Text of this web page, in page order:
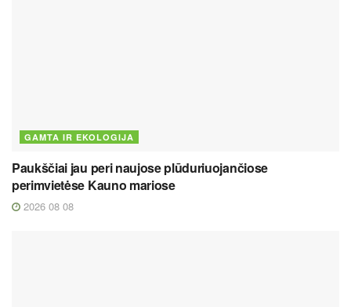
GAMTA IR EKOLOGIJA
Paukščiai jau peri naujose plūduriuojančiose
perimvietėse Kauno mariose
2026 08 08